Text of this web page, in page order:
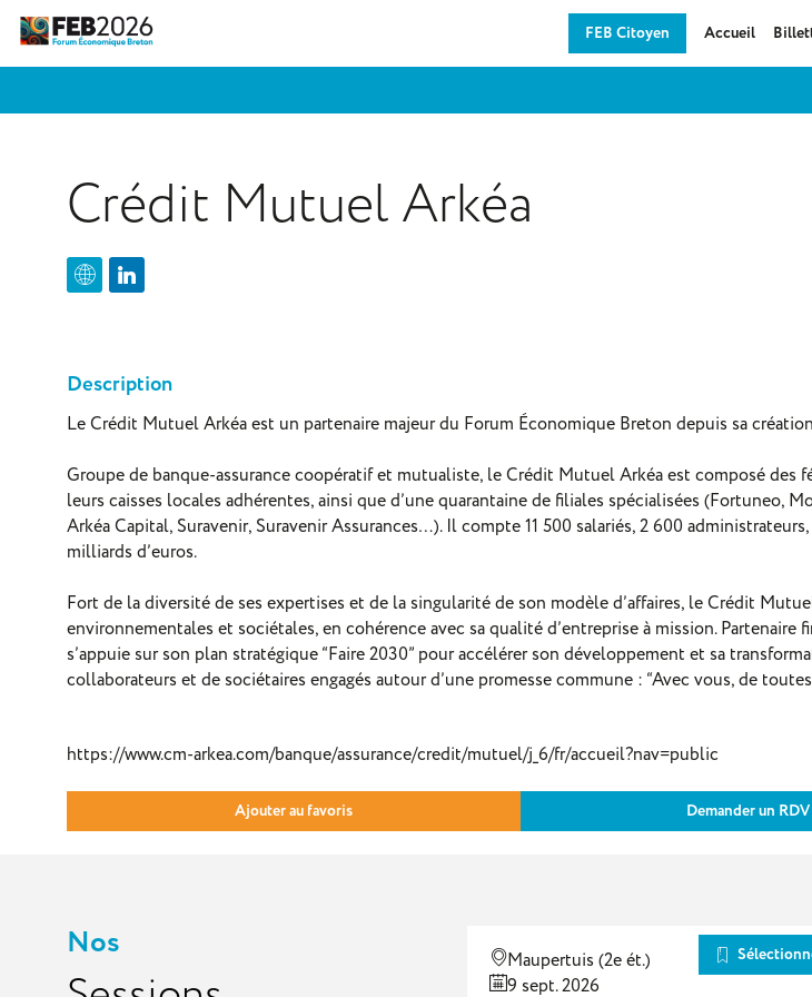
FEB Citoyen Accueil
Crédit Mutuel Arkéa
Description
Le Crédit Mutuel Arkéa est un partenaire majeur du Forum Économique Breton depuis sa
Groupe de banque-assurance coopératif et mutualiste, le Crédit Mutuel Arkéa est composé
leurs caisses locales adhérentes, ainsi que d’une quarantaine de filiales spécialisées (Fortuneo,
Arkéa Capital, Suravenir, Suravenir Assurances…). Il compte 11 500 salariés, 2 600
milliards d’euros.
Fort de la diversité de ses expertises et de la singularité de son modèle d’affaires, le Crédit
environnementales et sociétales, en cohérence avec sa qualité d’entreprise à mission.
s’appuie sur son plan stratégique “Faire 2030” pour accélérer son développement et sa
collaborateurs et de sociétaires engagés autour d’une promesse commune : “Avec vous, de
https://www.cm-arkea.com/banque/assurance/credit/mutuel/j_6/fr/accueil?nav=public
Ajouter au favoris Demander un RDV
Nos
Maupertuis (2e ét.)
9 sept. 2026